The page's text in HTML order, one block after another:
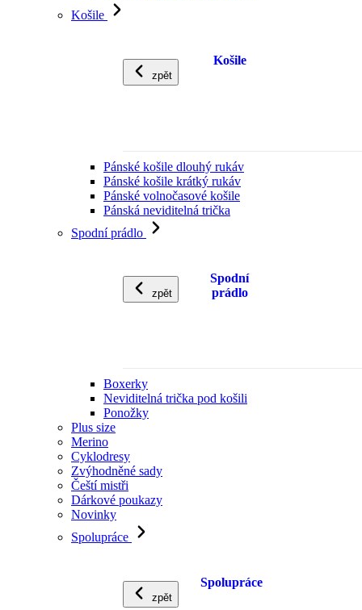
Košile
zpět
Košile
Pánské košile dlouhý rukáv
Pánské košile krátký rukáv
Pánské volnočasové košile
Pánská neviditelná trička
Spodní prádlo
zpět
Spodní
prádlo
Boxerky
Neviditelná trička pod košili
Ponožky
Plus size
Merino
Cyklodresy
Zvýhodněné sady
Čeští mistři
Dárkové poukazy
Novinky
Spolupráce
zpět
Spolupráce